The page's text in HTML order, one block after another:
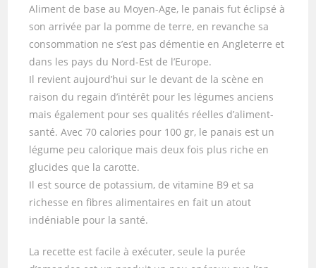
Aliment de base au Moyen-Age, le panais fut éclipsé à
son arrivée par la pomme de terre, en revanche sa
consommation ne s’est pas démentie en Angleterre et
dans les pays du Nord-Est de l’Europe.
Il revient aujourd’hui sur le devant de la scène en
raison du regain d’intérêt pour les légumes anciens
mais également pour ses qualités réelles d’aliment-
santé. Avec 70 calories pour 100 gr, le panais est un
légume peu calorique mais deux fois plus riche en
glucides que la carotte.
Il est source de potassium, de vitamine B9 et sa
richesse en fibres alimentaires en fait un atout
indéniable pour la santé.
La recette est facile à exécuter, seule la purée